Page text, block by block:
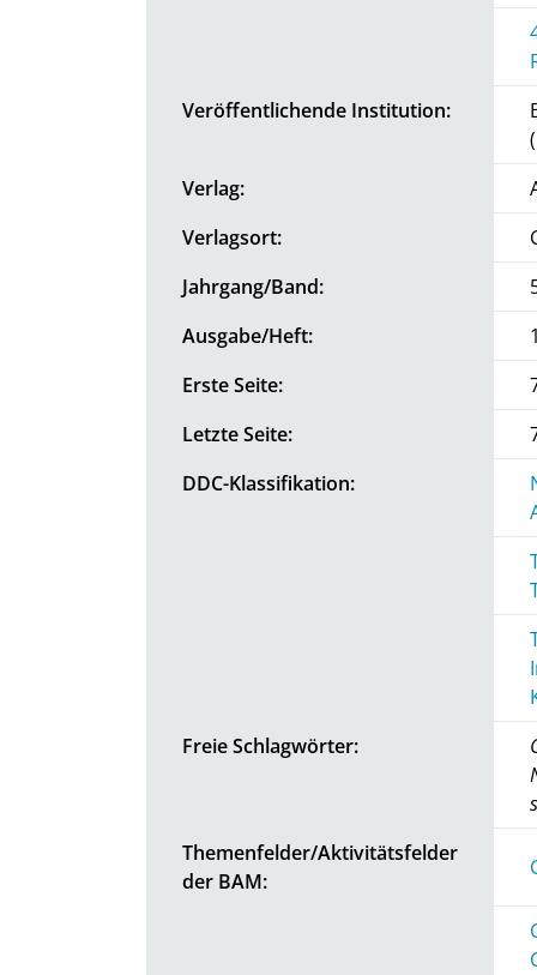
Veröffentlichende Institution:
Verlag:
Verlagsort:
Jahrgang/Band:
Ausgabe/Heft:
Erste Seite:
Letzte Seite:
DDC-Klassifikation:
Freie Schlagwörter:
Themenfelder/Aktivitätsfelder
der BAM: